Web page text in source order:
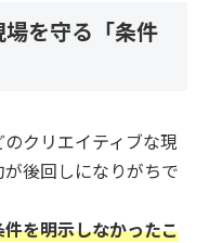
を守る「条件
クリエイティブな現
後回しになりがちで
件を明示しなかったこ